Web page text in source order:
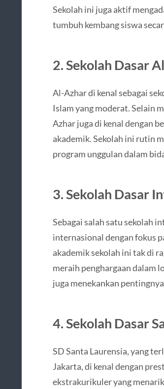
Sekolah ini juga aktif
tumbuh kembang siswa
2.Sekolah Dasar
Al-Azhar di kenal sebagai
Islam yang moderat. Selain
Azhar juga di kenal dengan
akademik. Sekolah ini rutin
program unggulan dalam
3.Sekolah Dasar
Sebagai salah satu sekolah
internasional dengan fokus
akademik sekolah ini tak di
meraih penghargaan dalam
juga menekankan
4.Sekolah Dasar
SD Santa Laurensia, yang
Jakarta, di kenal dengan
ekstrakurikuler yang